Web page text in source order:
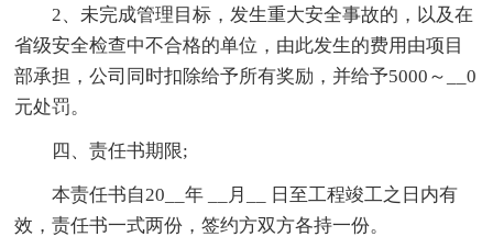
2、未完成管理目标，发生重大安全事故的，以及在
省级安全检查中不合格的单位，由此发生的费用由项目
部承担，公司同时扣除给予所有奖励，并给予5000～__0
元处罚。
四、责任书期限;
本责任书自20__年 __月__ 日至工程竣工之日内有
效，责任书一式两份，签约方双方各持一份。